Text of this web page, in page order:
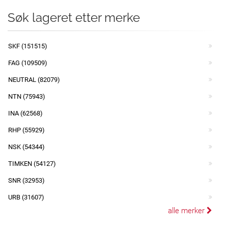
Søk lageret etter merke
SKF (151515)
FAG (109509)
NEUTRAL (82079)
NTN (75943)
INA (62568)
RHP (55929)
NSK (54344)
TIMKEN (54127)
SNR (32953)
URB (31607)
alle merker